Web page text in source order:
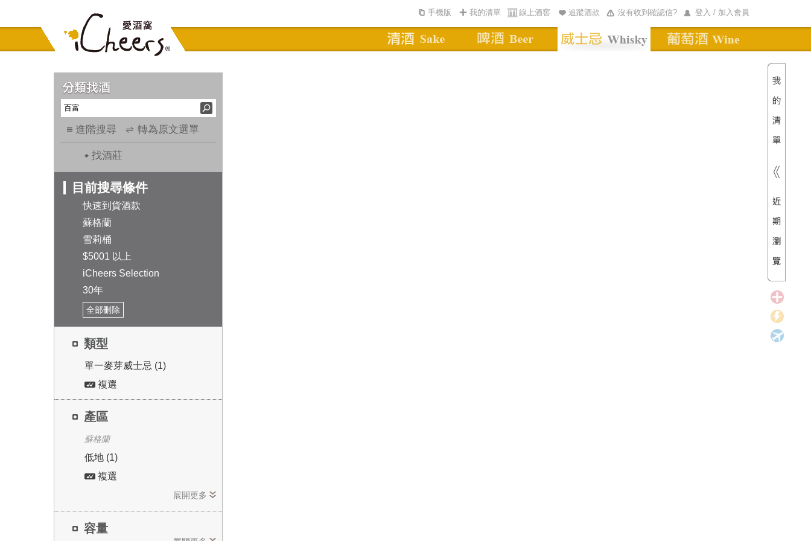
登入 / 加入會員
沒有收到確認信?
追蹤酒款
線上酒窖
我的清單
手機版
進階搜尋 轉為原文選單
找酒莊
目前搜尋條件
快速到貨酒款
蘇格蘭
雪莉桶
$5001 以上
iCheers Selection
30年
全部刪除
類型
單一麥芽威士忌 (1)
複選
產區
蘇格蘭
低地 (1)
複選
展開更多
容量